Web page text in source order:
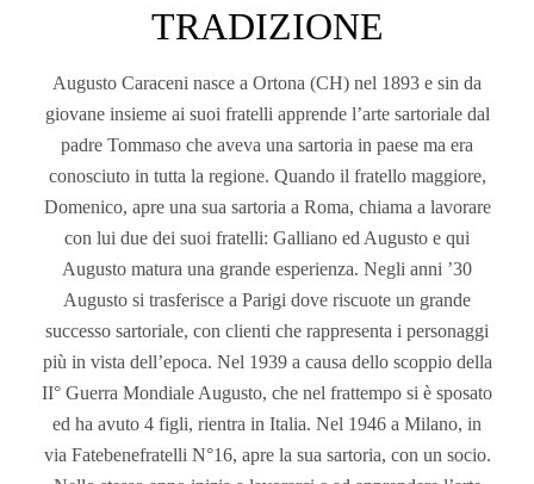
TRADIZIONE
Augusto Caraceni nasce a Ortona (CH) nel 1893 e sin da
giovane insieme ai suoi fratelli apprende l’arte sartoriale dal
padre Tommaso che aveva una sartoria in paese ma era
conosciuto in tutta la regione. Quando il fratello maggiore,
Domenico, apre una sua sartoria a Roma, chiama a lavorare
con lui due dei suoi fratelli: Galliano ed Augusto e qui
Augusto matura una grande esperienza. Negli anni ’30
Augusto si trasferisce a Parigi dove riscuote un grande
successo sartoriale, con clienti che rappresenta i personaggi
più in vista dell’epoca. Nel 1939 a causa dello scoppio della
II° Guerra Mondiale Augusto, che nel frattempo si è sposato
ed ha avuto 4 figli, rientra in Italia. Nel 1946 a Milano, in
via Fatebenefratelli N°16, apre la sua sartoria, con un socio.